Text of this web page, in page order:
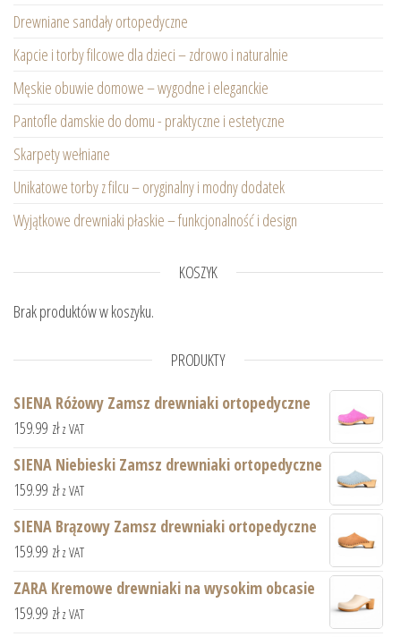
Drewniane sandały ortopedyczne
Kapcie i torby filcowe dla dzieci – zdrowo i naturalnie
Męskie obuwie domowe – wygodne i eleganckie
Pantofle damskie do domu - praktyczne i estetyczne
Skarpety wełniane
Unikatowe torby z filcu – oryginalny i modny dodatek
Wyjątkowe drewniaki płaskie – funkcjonalność i design
KOSZYK
Brak produktów w koszyku.
PRODUKTY
SIENA Różowy Zamsz drewniaki ortopedyczne
159.99 zł z VAT
SIENA Niebieski Zamsz drewniaki ortopedyczne
159.99 zł z VAT
SIENA Brązowy Zamsz drewniaki ortopedyczne
159.99 zł z VAT
ZARA Kremowe drewniaki na wysokim obcasie
159.99 zł z VAT